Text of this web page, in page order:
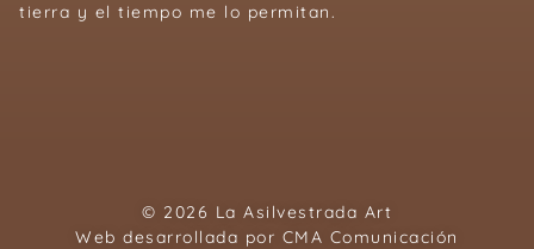
tierra y el tiempo me lo permitan.
© 2026 La Asilvestrada Art
Web desarrollada por CMA Comunicación